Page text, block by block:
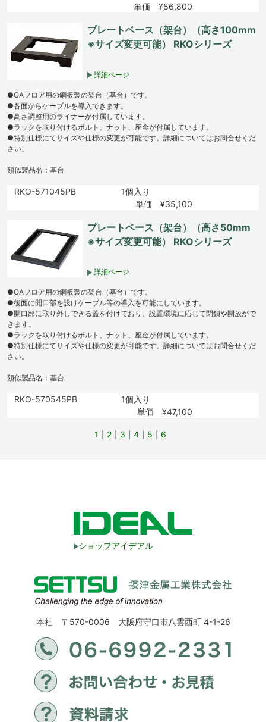
単価 ¥86,800
プレートベース（架台）（高さ100mm
※サイズ変更可能） RKOシリーズ
詳細ページ
●OAフロア用の鋼板製の架台（基台）です。
●各面からケーブルを導入できます。
●高さ調整用のライナーが付属しています。
●ラックを取り付けるボルト、ナット、座金が付属しています。
●特別仕様にてサイズや仕様の変更が可能です。詳細についてはお問合せくだ
さい。
類似製品名：基台
RKO-571045PB
1個入り
単価 ¥35,100
プレートベース（架台）（高さ50mm
※サイズ変更可能） RKOシリーズ
詳細ページ
●OAフロア用の鋼板製の架台（基台）です。
●後面に開口部を設けケーブル等の導入を可能にしています。
●開口部に取り外しできる蓋を付けており、設置環境に応じて閉鎖や開放がで
きます。
●ラックを取り付けるボルト、ナット、座金が付属しています。
●特別仕様にてサイズや仕様の変更が可能です。詳細についてはお問合せくだ
さい。
類似製品名：基台
RKO-570545PB
1個入り
単価 ¥47,100
1 2 3 4 5 6
ショップアイデアル
本社 〒570-0006 大阪府守口市八雲西町 4-1-26